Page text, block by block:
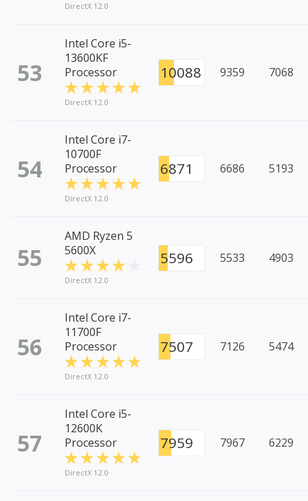
DirectX 12.0
53
Intel Core i5-
13600KF
Processor
DirectX 12.0
10088 9359 7068
54
Intel Core i7-
10700F
Processor
DirectX 12.0
6871 6686 5193
55
AMD Ryzen 5
5600X
DirectX 12.0
5596 5533 4903
56
Intel Core i7-
11700F
Processor
DirectX 12.0
7507 7126 5474
57
Intel Core i5-
12600K
Processor
DirectX 12.0
7959 7967 6229